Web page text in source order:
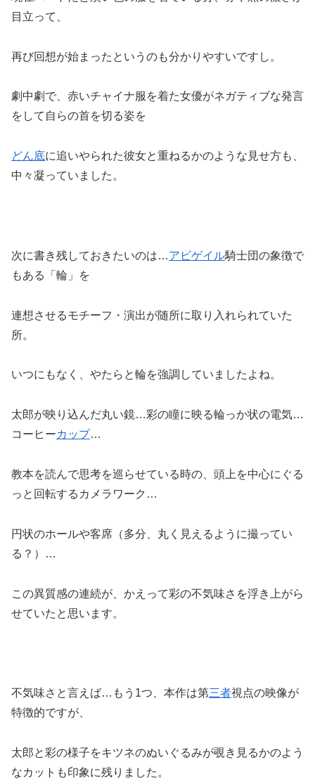
目立って、
再び回想が始まったというのも分かりやすいですし。
劇中劇で、赤いチャイナ服を着た女優がネガティブな発言
をして自らの首を切る姿を
どん底に追いやられた彼女と重ねるかのような見せ方も、
中々凝っていました。
次に書き残しておきたいのは…アビゲイル騎士団の象徴で
もある「輪」を
連想させるモチーフ・演出が随所に取り入れられていた
所。
いつにもなく、やたらと輪を強調していましたよね。
太郎が映り込んだ丸い鏡…彩の瞳に映る輪っか状の電気…
コーヒーカップ…
教本を読んで思考を巡らせている時の、頭上を中心にぐる
っと回転するカメラワーク…
円状のホールや客席（多分、丸く見えるように撮ってい
る？）…
この異質感の連続が、かえって彩の不気味さを浮き上がら
せていたと思います。
不気味さと言えば…もう1つ、本作は第三者視点の映像が
特徴的ですが、
太郎と彩の様子をキツネのぬいぐるみが覗き見るかのよう
なカットも印象に残りました。